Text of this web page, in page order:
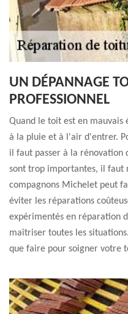
UN DÉPANNAGE
PROFESSIONNEL
Quand le toit est en
à la pluie et à l'air d'entrer.
il faut passer à la rénovation
sont trop importantes, il faut
compagnons Michelet peut
éviter les réparations
expérimentés en réparation
maîtriser toutes les
que faire pour soigner votre